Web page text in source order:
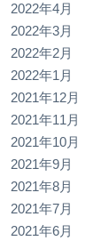
2022年4月
2022年3月
2022年2月
2022年1月
2021年12月
2021年11月
2021年10月
2021年9月
2021年8月
2021年7月
2021年6月